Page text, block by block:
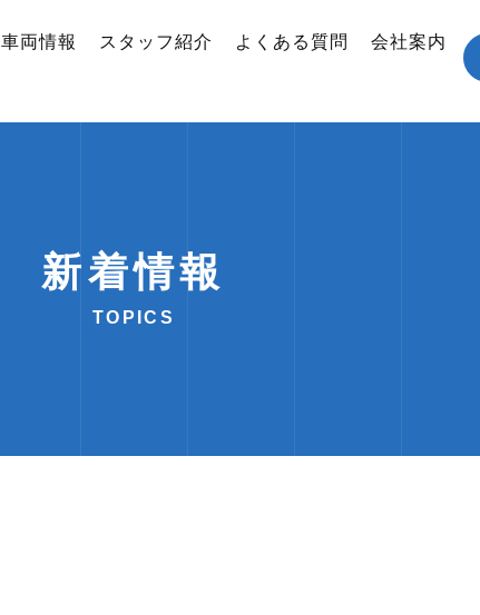
車両情報 スタッフ紹介 よくある質問 会社案内
新着情報
TOPICS